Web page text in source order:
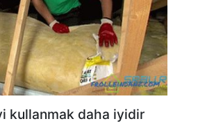
kullanmak daha iyidir